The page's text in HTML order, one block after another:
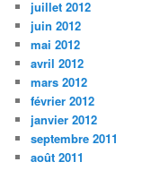
juillet 2012
juin 2012
mai 2012
avril 2012
mars 2012
février 2012
janvier 2012
septembre 2011
août 2011